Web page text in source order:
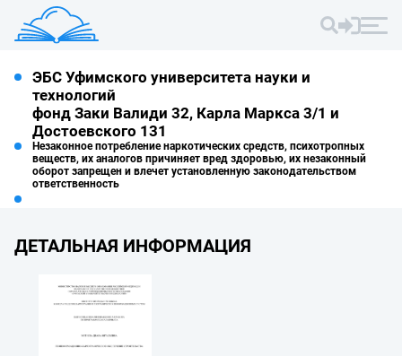
ЭБС Уфимского университета науки и
технологий
фонд Заки Валиди 32, Карла Маркса 3/1 и
Достоевского 131
Незаконное потребление наркотических средств, психотропных
веществ, их аналогов причиняет вред здоровью, их незаконный
оборот запрещен и влечет установленную законодательством
ответственность
ДЕТАЛЬНАЯ ИНФОРМАЦИЯ